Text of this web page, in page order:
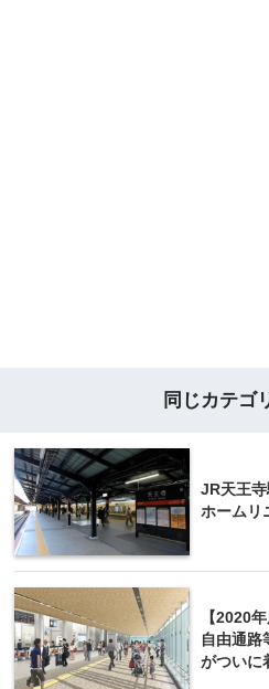
同じカテゴ
JR天王寺
ホームリ
【2020
自由通路
がついに